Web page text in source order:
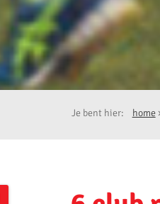
Je bent hier: home